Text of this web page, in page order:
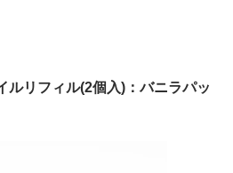
ルリフィル(2個入)：バニラパッ